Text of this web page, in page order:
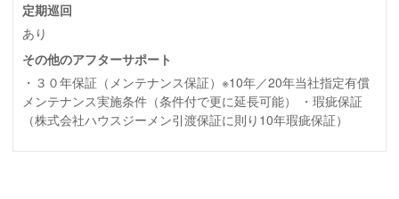
定期巡回
あり
その他のアフターサポート
・３０年保証（メンテナンス保証）※10年／20年当社指定有償
メンテナンス実施条件（条件付で更に延長可能） ・瑕疵保証
（株式会社ハウスジーメン引渡保証に則り10年瑕疵保証）